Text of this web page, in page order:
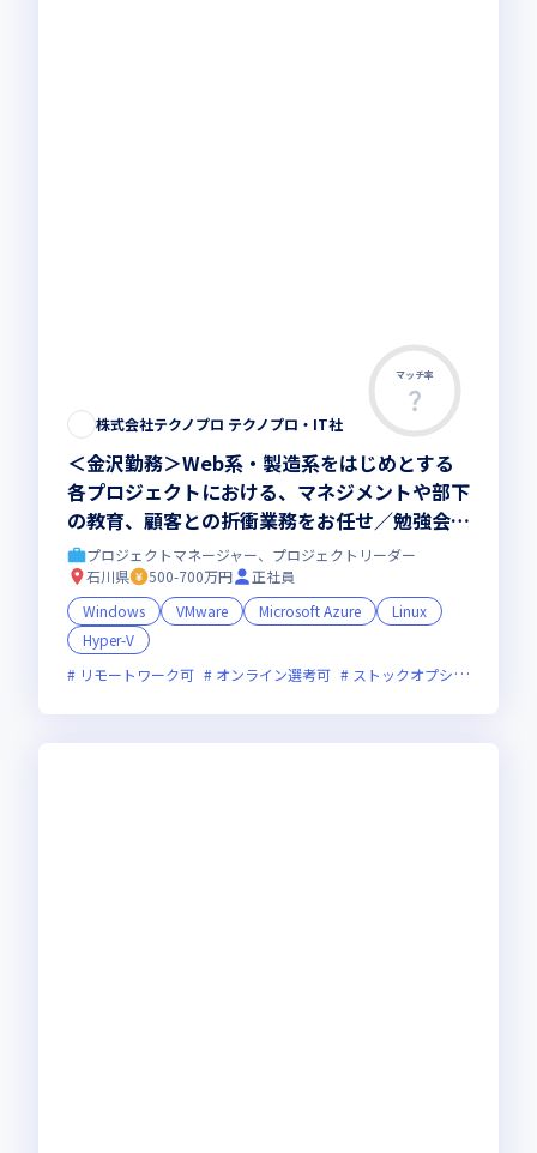
マッチ率
株式会社テクノプロ テクノプロ・IT社
＜金沢勤務＞Web系・製造系をはじめとする
各プロジェクトにおける、マネジメントや部下
の教育、顧客との折衝業務をお任せ／勉強会を
定期的に開催しています
プロジェクトマネージャー、プロジェクトリーダー
石川県
500-700万円
正社員
Windows
VMware Microsoft Azure
Linux
Hyper-V
リモートワーク可
オンライン選考可 ストックオプションあり